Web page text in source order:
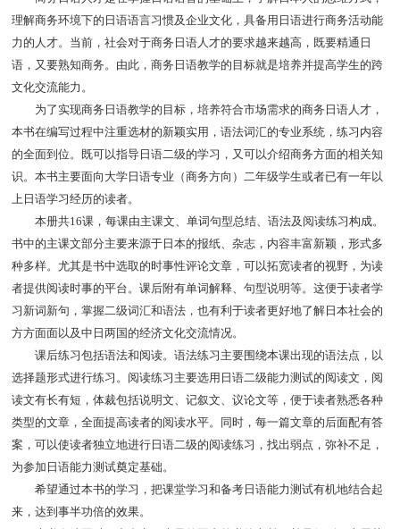
理解商务环境下的日语语言习惯及企业文化，具备用日语进行商务活动能
力的人才。当前，社会对于商务日语人才的要求越来越高，既要精通日
语，又要熟知商务。由此，商务日语教学的目标就是培养并提高学生的跨
文化交流能力。
为了实现商务日语教学的目标，培养符合市场需求的商务日语人才，
本书在编写过程中注重选材的新颖实用，语法词汇的专业系统，练习内容
的全面到位。既可以指导日语二级的学习，又可以介绍商务方面的相关知
识。本书主要面向大学日语专业（商务方向）二年级学生或者已有一年以
上日语学习经历的读者。
本册共16课，每课由主课文、单词句型总结、语法及阅读练习构成。
书中的主课文部分主要来源于日本的报纸、杂志，内容丰富新颖，形式多
种多样。尤其是书中选取的时事性评论文章，可以拓宽读者的视野，为读
者提供阅读时事的平台。课后附有单词解释、句型说明等。这便于读者学
习新词新句，掌握二级词汇和语法，也有利于读者更好地了解日本社会的
方方面面以及中日两国的经济文化交流情况。
课后练习包括语法和阅读。语法练习主要围绕本课出现的语法点，以
选择题形式进行练习。阅读练习主要选用日语二级能力测试的阅读文，阅
读文有长有短，体裁包括说明文、记叙文、议论文等，便于读者熟悉各种
类型的文章，全面提高读者的阅读水平。同时，每一篇文章的后面配有答
案，可以使读者独立地进行日语二级的阅读练习，找出弱点，弥补不足，
为参加日语能力测试奠定基础。
希望通过本书的学习，把课堂学习和备考日语能力测试有机地结合起
来，达到事半功倍的效果。